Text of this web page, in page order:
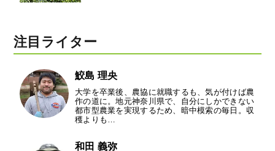
注目ライター
鮫島 理央
大学を卒業後、農協に就職するも、気が付けば農
作の道に。地元神奈川県で、自分にしかできない
都市型農業を実現するため、暗中模索の毎日。収
穫よりも…
和田 義弥